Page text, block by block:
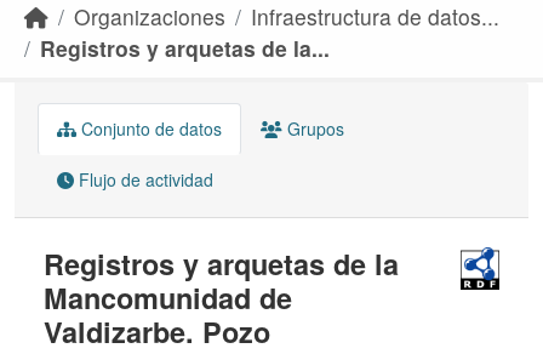
Organizaciones
Infraestructura de datos...
Registros y arquetas de la...
Conjunto de datos Grupos
Flujo de actividad
Registros y arquetas de la
Mancomunidad de
Valdizarbe. Pozo